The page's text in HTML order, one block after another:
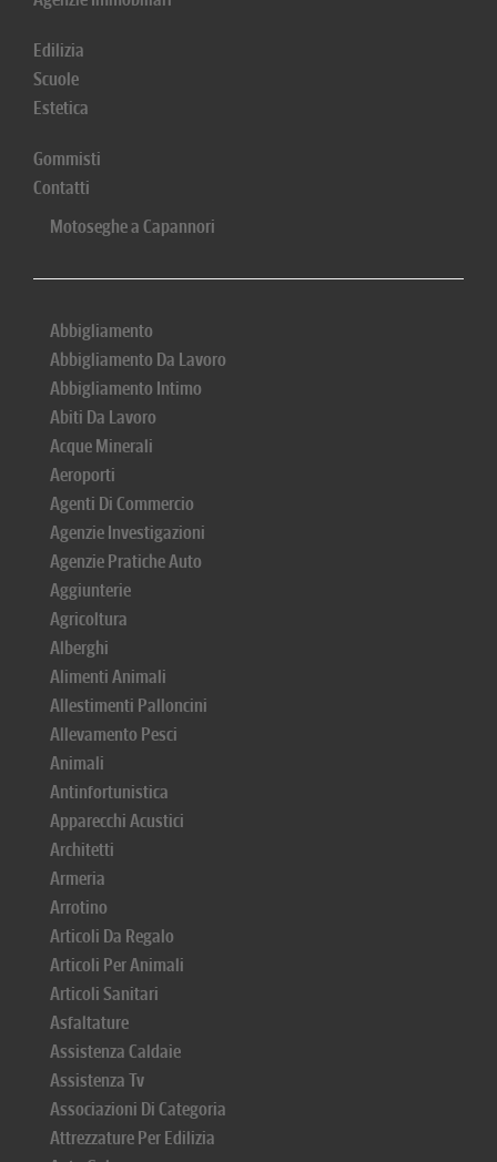
Edilizia
Scuole
Estetica
Gommisti
Contatti
Motoseghe a Capannori
Abbigliamento
Abbigliamento Da Lavoro
Abbigliamento Intimo
Abiti Da Lavoro
Acque Minerali
Aeroporti
Agenti Di Commercio
Agenzie Investigazioni
Agenzie Pratiche Auto
Aggiunterie
Agricoltura
Alberghi
Alimenti Animali
Allestimenti Palloncini
Allevamento Pesci
Animali
Antinfortunistica
Apparecchi Acustici
Architetti
Armeria
Arrotino
Articoli Da Regalo
Articoli Per Animali
Articoli Sanitari
Asfaltature
Assistenza Caldaie
Assistenza Tv
Associazioni Di Categoria
Attrezzature Per Edilizia